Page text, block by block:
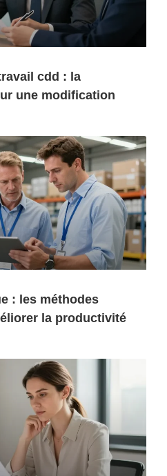
cdd : la
une modification
: les méthodes
la productivité